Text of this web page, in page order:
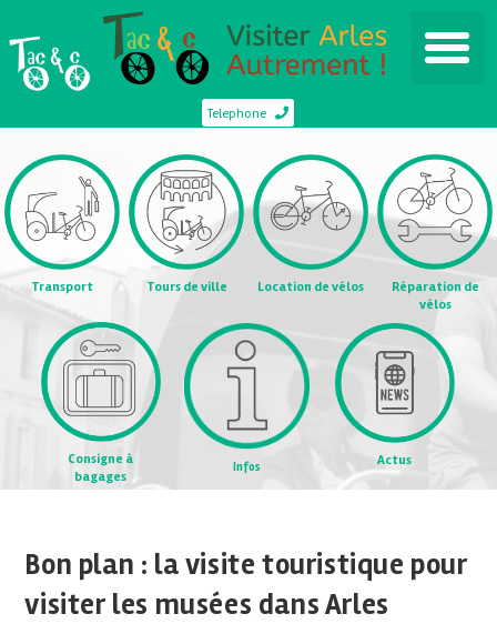
Telephone
Transport Tours de ville Location de vélos
Réparation de
vélos
Consigne à
bagages
Infos Actus
Bon plan : la visite touristique pour
visiter les musées dans Arles